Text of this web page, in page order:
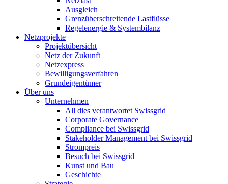
Ausgleich
Grenzüberschreitende Lastflüsse
Regelenergie & Systembilanz
Netzprojekte
Projektübersicht
Netz der Zukunft
Netzexpress
Bewilligungsverfahren
Grundeigentümer
Über uns
Unternehmen
All dies verantwortet Swissgrid
Corporate Governance
Compliance bei Swissgrid
Stakeholder Management bei Swissgrid
Strompreis
Besuch bei Swissgrid
Kunst und Bau
Geschichte